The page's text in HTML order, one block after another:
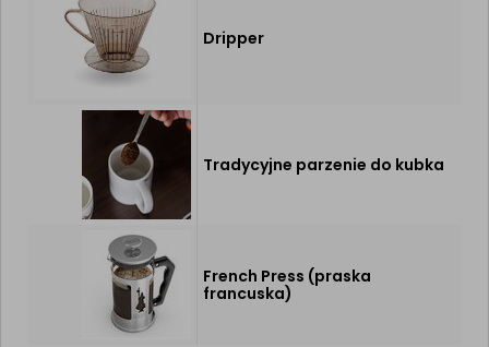
Dripper
Tradycyjne parzenie do kubka
French Press (praska
francuska)